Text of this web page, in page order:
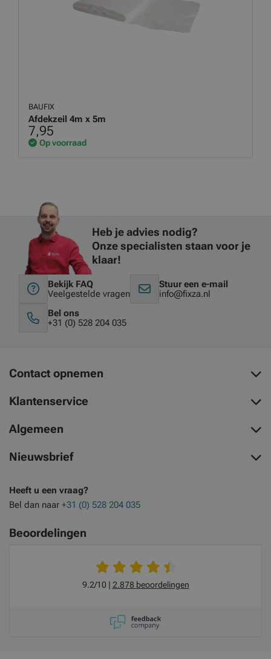
BAUFIX
Afdekzeil 4m x 5m
7,95
Op voorraad
Heb je advies nodig?
Onze specialisten staan voor je
klaar!
Bekijk FAQ
Veelgestelde vragen
Stuur een e-mail
info@fixza.nl
Bel ons
+31 (0) 528 204 035
Contact opnemen
Klantenservice
Algemeen
Nieuwsbrief
Heeft u een vraag?
Bel dan naar +31 (0) 528 204 035
Beoordelingen
9.2/10 2.878 beoordelingen